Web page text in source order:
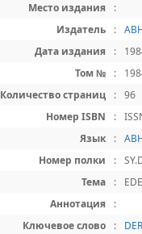
Место издания
:
Издатель
:
Дата издания
:
Том №
:
Количество страниц
:
96
Номер ISBN
:
Язык
:
Номер полки
:
Тема
:
Аннотация
:
Ключевое слово
: